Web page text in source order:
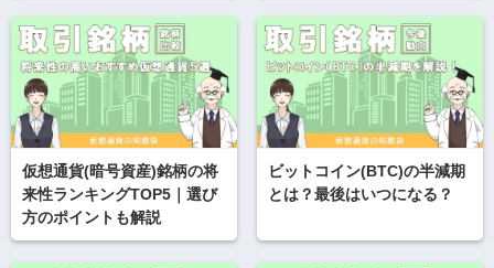
仮想通貨(暗号資産)銘柄の将
来性ランキングTOP5｜選び
方のポイントも解説
ビットコイン(BTC)の半減期
とは？最後はいつになる？